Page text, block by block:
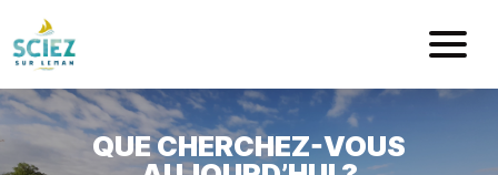
Mairie de
ACCUEIL
QUE CHERCHEZ-VOUS